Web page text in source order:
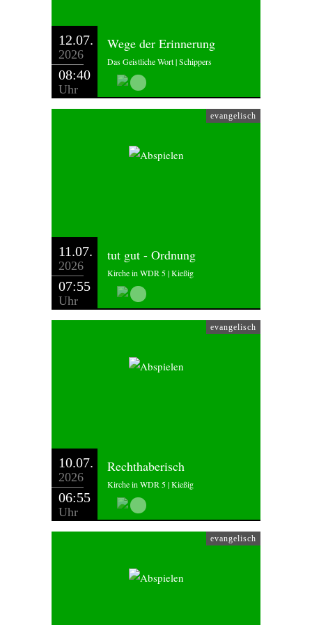
12.07.
2026
08:40
Uhr
Wege der Erinnerung
Das Geistliche Wort | Schippers
evangelisch
11.07.
2026
07:55
Uhr
tut gut - Ordnung
Kirche in WDR 5 | Kießig
evangelisch
10.07.
2026
06:55
Uhr
Rechthaberisch
Kirche in WDR 5 | Kießig
evangelisch